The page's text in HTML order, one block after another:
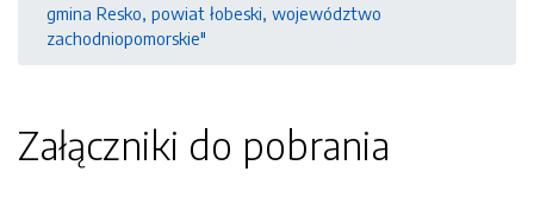
gmina Resko, powiat łobeski, województwo
zachodniopomorskie"
Załączniki do pobrania